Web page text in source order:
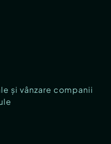
și vânzare companii